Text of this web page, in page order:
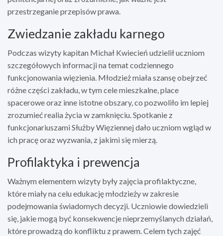
przestrzeganie przepisów prawa.
Zwiedzanie zakładu karnego
Podczas wizyty kapitan Michał Kwiecień udzielił uczniom
szczegółowych informacji na temat codziennego
funkcjonowania więzienia. Młodzież miała szansę obejrzeć
różne części zakładu, w tym cele mieszkalne, place
spacerowe oraz inne istotne obszary, co pozwoliło im lepiej
zrozumieć realia życia w zamknięciu. Spotkanie z
funkcjonariuszami Służby Więziennej dało uczniom wgląd w
ich pracę oraz wyzwania, z jakimi się mierzą.
Profilaktyka i prewencja
Ważnym elementem wizyty były zajęcia profilaktyczne,
które miały na celu edukację młodzieży w zakresie
podejmowania świadomych decyzji. Uczniowie dowiedzieli
się, jakie mogą być konsekwencje nieprzemyślanych działań,
które prowadzą do konfliktu z prawem. Celem tych zajęć